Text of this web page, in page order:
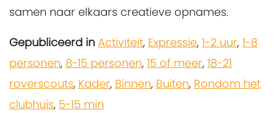
samen naar elkaars creatieve opnames.
Gepubliceerd in Activiteit, Expressie, 1-2 uur, 1-8
personen, 8-15 personen, 15 of meer, 18-21
roverscouts, Kader, Binnen, Buiten, Rondom het
clubhuis, 5-15 min